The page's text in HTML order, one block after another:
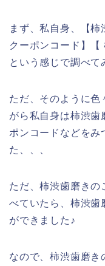
まず、私自身、【柿
クーポンコード】【
という感じで調べて
ただ、そのように色
がら私自身は柿渋歯
ポンコードなどをみ
た、、、
ただ、柿渋歯磨きの
べていたら、柿渋歯
ができました♪
なので、柿渋歯磨き